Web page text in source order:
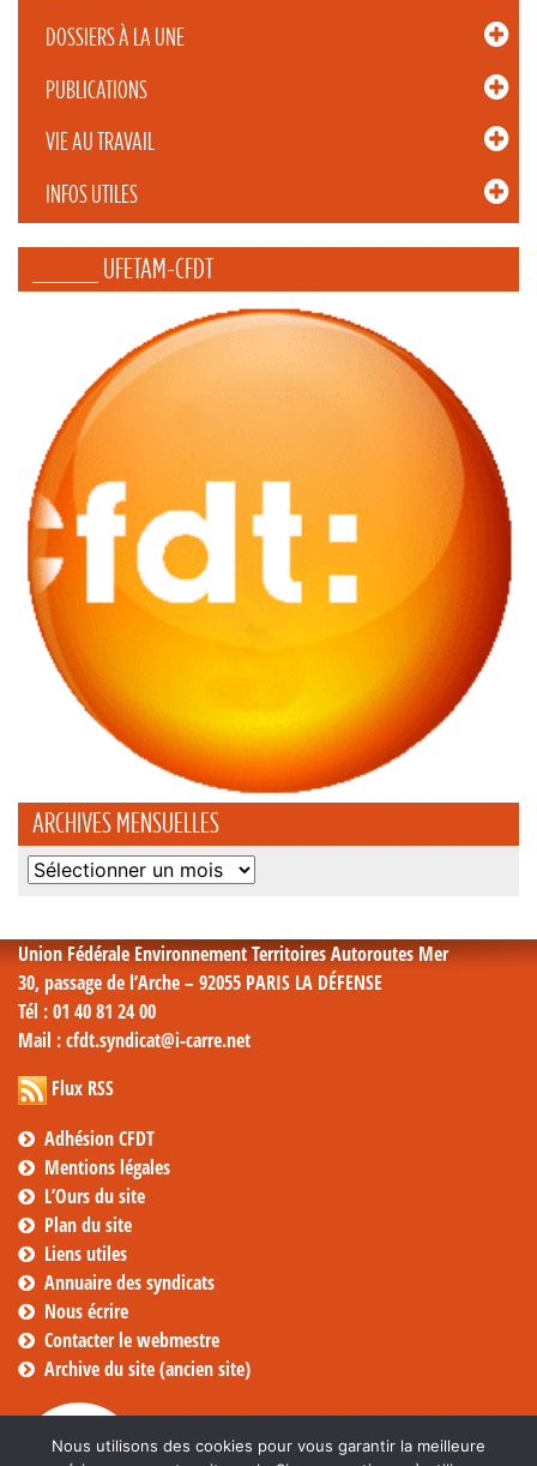
DOSSIERS À LA UNE
PUBLICATIONS
VIE AU TRAVAIL
INFOS UTILES
_____ UFETAM-CFDT
ARCHIVES MENSUELLES
Archives
Union Fédérale Environnement Territoires Autoroutes Mer
30, passage de l’Arche – 92055 PARIS LA DÉFENSE
Tél : 01 40 81 24 00
Mail : cfdt.syndicat@i-carre.net
Flux RSS
Adhésion CFDT
Mentions légales
L’Ours du site
Plan du site
Liens utiles
Annuaire des syndicats
Nous écrire
Contacter le webmestre
Archive du site (ancien site)
Nous utilisons des cookies pour vous garantir la meilleure